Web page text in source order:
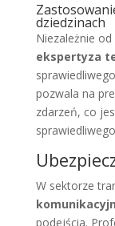
dziedzinach
Niezależnie
ekspertyza
pozwala na
zdarzeń, co
W sektorze
podejścia.